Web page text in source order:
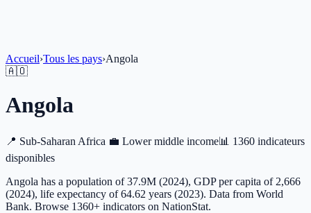
Accueil›Tous les pays›Angola
🇦🇴
Angola
📍 Sub-Saharan Africa 💼 Lower middle income 📊 1360 indicateurs
disponibles
Angola has a population of 37.9M (2024), GDP per capita of 2,666
(2024), life expectancy of 64.62 years (2023). Data from World
Bank. Browse 1360+ indicators on NationStat.